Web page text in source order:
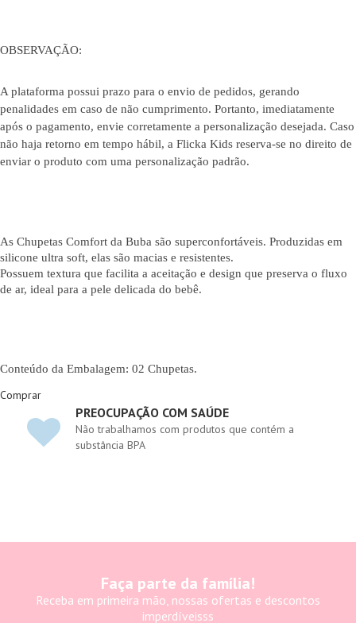
OBSERVAÇÃO:
A plataforma possui prazo para o envio de pedidos, gerando
penalidades em caso de não cumprimento. Portanto, imediatamente
após o pagamento, envie corretamente a personalização desejada. Caso
não haja retorno em tempo hábil, a Flicka Kids reserva-se no direito de
enviar o produto com uma personalização padrão.
As Chupetas Comfort da Buba são superconfortáveis. Produzidas em
silicone ultra soft, elas são macias e resistentes.
Possuem textura que facilita a aceitação e design que preserva o fluxo
de ar, ideal para a pele delicada do bebê.
Conteúdo da Embalagem: 02 Chupetas.
Comprar
PREOCUPAÇÃO COM SAÚDE
Não trabalhamos com produtos que contém a
substância BPA
Faça parte da família!
Receba em primeira mão, nossas ofertas e descontos
imperdíveisss